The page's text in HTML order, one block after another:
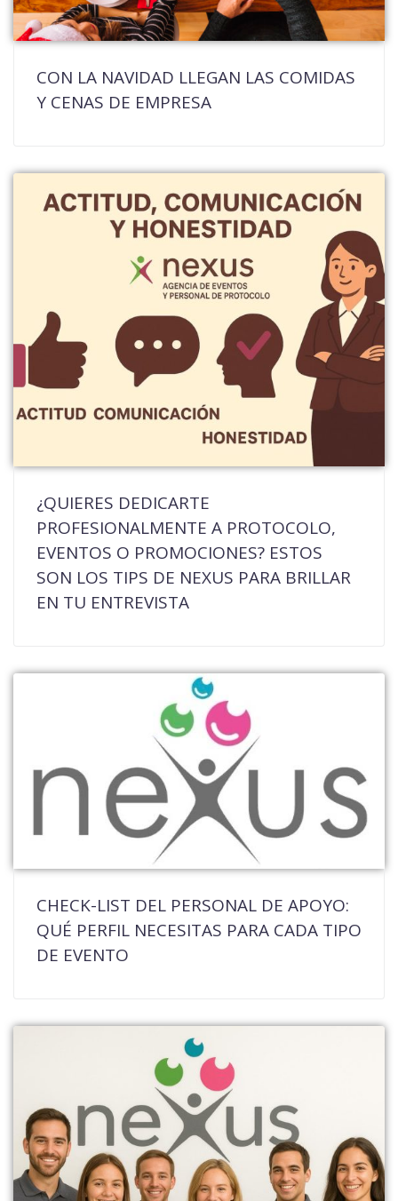
CON LA NAVIDAD LLEGAN LAS COMIDAS
Y CENAS DE EMPRESA
¿QUIERES DEDICARTE
PROFESIONALMENTE A PROTOCOLO,
EVENTOS O PROMOCIONES? ESTOS
SON LOS TIPS DE NEXUS PARA BRILLAR
EN TU ENTREVISTA
CHECK-LIST DEL PERSONAL DE APOYO:
QUÉ PERFIL NECESITAS PARA CADA TIPO
DE EVENTO